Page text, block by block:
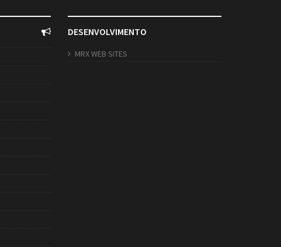
DESENVOLVIMENTO
MRX WEB SITES